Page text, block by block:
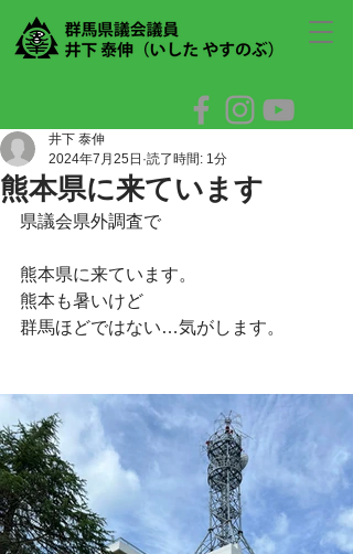
熊本県に来ています
井下 泰伸
2024年7月25日 読了時間: 1分
県議会県外調査で
熊本県に来ています。
熊本も暑いけど
群馬ほどではない…気がします。